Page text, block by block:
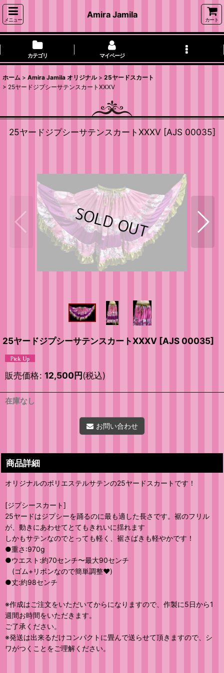
メニュー
Amira Jamila
カート
カテゴリ マイページ
ホーム > Amira Jamila オリジナル > 25ヤードスカート
> 25ヤードジプシーサテンスカートXXXV
25ヤードジプシーサテンスカートXXXV [AJS 00035]
25ヤードジプシーサテンスカートXXXV [AJS 00035]
販売価格: 12,500円(税込)
在庫なし
お問い合わせ
商品詳細
オリジナルのポリエステルサテンの25ヤードスカートです！
[ジプシースカート]
25ヤードはジプシーを踊るのに最も適した長さです。裾のフリル
が、動きにあわせてとてもきれいに揺れます
しかもサテンなのでとっても軽く、裾さばきも軽やかです！
●重さ:970g
●ウエスト:約70センチ〜最大90センチ
(ゴム+リボンなので簡単調整❤️)
●丈:約98センチ
※作成はご注文をいただいてからになりますので、作製に5日から1
週間お時間をいただきます。
ご了承ください。
※発送は出来るだけコンパクトに畳んで送らせて頂きますので、シ
ワがつくことをご理解ください。